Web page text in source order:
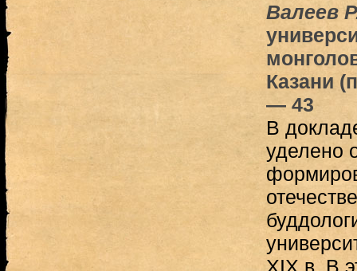
Валеев
Казани
— 43
В
уделено
XIX в. В